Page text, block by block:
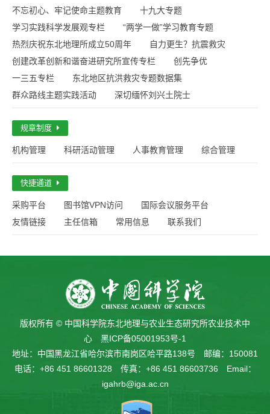
不忘初心、牢记使命主题教育
十九大专题
学习实践科学发展观专栏
“两学一做”学习教育专题
热烈庆祝东北地理所成立50周年
自力更生？抗震救灾
创建改革创新和谐奋进研究所宣传专栏
创先争优
一三五专栏
东北地区抗洪救灾专题数据集
群众路线主题实践活动
深切缅怀刘兴土院士
规章制度
机构管理 科研活动管理 人事教育管理 综合管理
快捷通道
采购平台 图书馆VPN访问
国际会议服务平台
友情链接
主任信箱 常用信息 联系我们
版权所有 © 中国科学院东北地理与农业生态研究所农业技术中
心 黑ICP备05001953号-1
地址：中国黑龙江省哈尔滨市南岗区哈平路138号 邮编：150081
电话：+86 451 86601328 传真：+86 451 86603736 Email：
igahrb@iga.ac.cn